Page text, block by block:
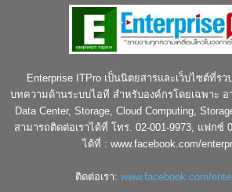
Enterprise ITPro เป็นนิตยสารและเว็บไซต์ที่ร
บทความด้านระบบไอที สำหรับองค์กรโดยเฉพาะ อ
Data Center, Storage, Cloud Computing,
สามารถติดต่อเราได้ที่ โทร. 02-001-9973, แฟกซ์
ได้ที่ : www.facebook.com/
ติดต่อเรา: www.facebook.com/